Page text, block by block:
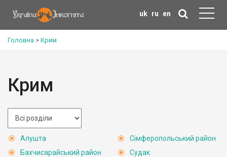
uk ru en
Головна > Крим
Крим
Алушта
Бахчисарайський район
Сімферопольський район
Судак